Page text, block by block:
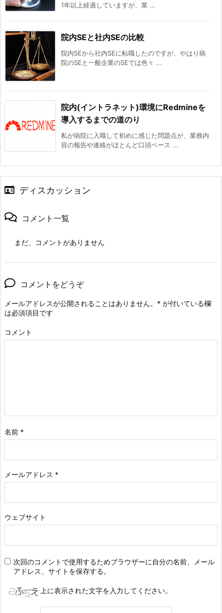
1年以上経過していますが、業 ...
院内SEと社内SEの比較
院内SEから社内SEに転職したのですが、やはり病
院のSEと一般企業のSEでは色々 ...
院内(イントラネット)環境にRedmineを
導入するまでの道のり
私が病院に入職して初めに感じた問題点が、業務内
容の報告や連絡がほとんど口頭ベース ...
ディスカッション
コメント一覧
まだ、コメントがありません
コメントをどうぞ
メールアドレスが公開されることはありません。 * が付いている欄
は必須項目です
コメント
名前 *
メールアドレス *
ウェブサイト
次回のコメントで使用するためブラウザーに自分の名前、メール
アドレス、サイトを保存する。
上に表示された文字を入力してください。